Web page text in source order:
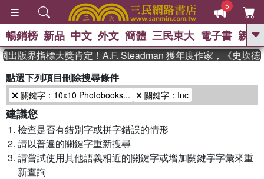
5
GO
熱搜：
、 The Odyssey 、 父親節 、 如果歷
史是一群喵 、 暑期推薦
、 、
偉大的迷走神經
暢銷榜 新品 中文 外文 簡體 三民東大 電子書 親子
出版界指標大獎肯定！A.F. Steadman 獲年度作家，《史坎德
點選下列項目刪除搜尋條件
關鍵字：10x10 Photobooks... 關鍵字：Inc
建議您
檢查是否有錯別字或拼字錯誤的情形
請以普遍的關鍵字重新搜尋
請嘗試使用其他語義相近的關鍵字或增加關鍵字字彙來重
新查詢